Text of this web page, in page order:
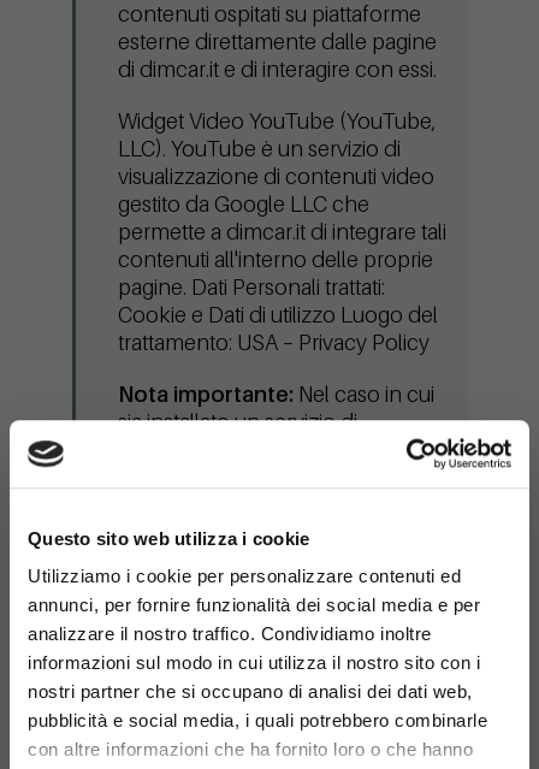
Questo sito web utilizza i cookie
Utilizziamo i cookie per personalizzare contenuti ed
annunci, per fornire funzionalità dei social media e per
analizzare il nostro traffico. Condividiamo inoltre
informazioni sul modo in cui utilizza il nostro sito con i
nostri partner che si occupano di analisi dei dati web,
pubblicità e social media, i quali potrebbero combinarle
con altre informazioni che ha fornito loro o che hanno
contenuti ospitati su piattaforme
esterne direttamente dalle pagine
di dimcar.it e di interagire con essi.
Widget Video YouTube (YouTube,
LLC). YouTube è un servizio di
visualizzazione di contenuti video
gestito da Google LLC che
permette a dimcar.it di integrare tali
contenuti all'interno delle proprie
pagine. Dati Personali trattati:
Cookie e Dati di utilizzo Luogo del
trattamento: USA – Privacy Policy
Nota importante: Nel caso in cui
sia installato un servizio di
interazione con i social network, è
stesso raccolga dati di traffico
Servizi specifici utilizzati:
Servizio Provider Dati
raccolti